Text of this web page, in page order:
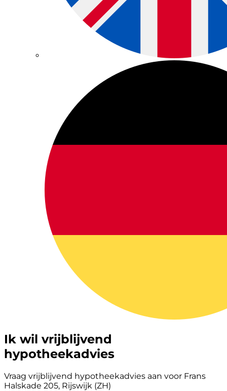
Ik wil vrijblijvend
hypotheekadvies
Vraag vrijblijvend hypotheekadvies aan voor Frans
Halskade 205, Rijswijk (ZH)